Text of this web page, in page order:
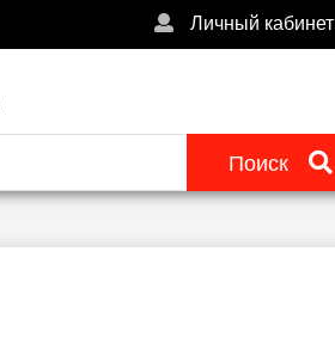
Личный кабинет
Поиск